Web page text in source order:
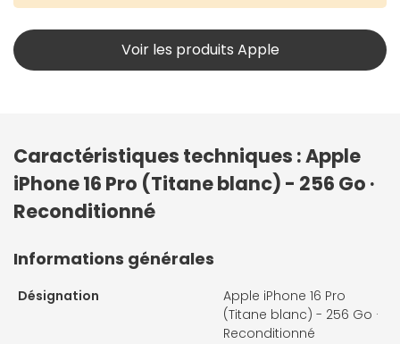
Voir les produits Apple
Caractéristiques techniques : Apple
iPhone 16 Pro (Titane blanc) - 256 Go ·
Reconditionné
Informations générales
Désignation
Apple iPhone 16 Pro
(Titane blanc) - 256 Go ·
Reconditionné